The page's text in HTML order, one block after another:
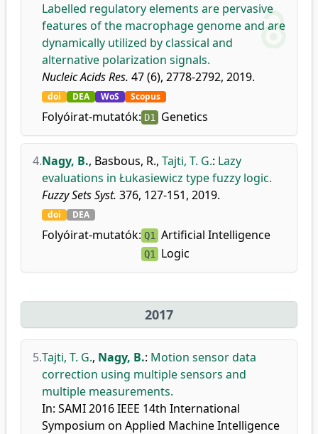
Labelled regulatory elements are pervasive
features of the macrophage genome and are
dynamically utilized by classical and
alternative polarization signals.
Nucleic Acids Res. 47 (6), 2778-2792, 2019.
doi DEA WoS Scopus
Folyóirat-mutatók: D1 Genetics
4.Nagy, B., Basbous, R., Tajti, T. G.: Lazy
evaluations in Łukasiewicz type fuzzy logic.
Fuzzy Sets Syst. 376, 127-151, 2019.
doi DEA
Folyóirat-mutatók: Q1 Artificial Intelligence
Q1 Logic
2017
5.Tajti, T. G., Nagy, B.: Motion sensor data
correction using multiple sensors and
multiple measurements.
In: SAMI 2016 IEEE 14th International
Symposium on Applied Machine Intelligence